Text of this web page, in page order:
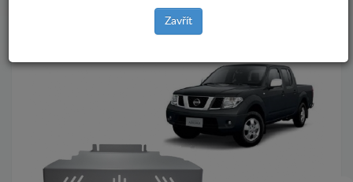
Zpět na produkty
Zavřít